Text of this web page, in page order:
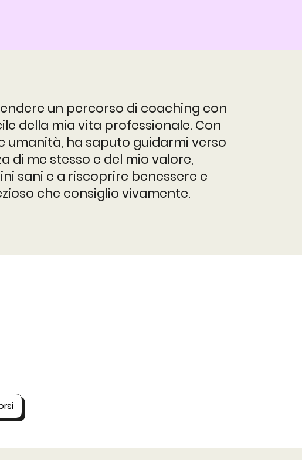
un percorso di coaching con
della mia vita professionale. Con
umanità, ha saputo guidarmi verso
di me stesso e del mio valore,
sani e a riscoprire benessere e
che consiglio vivamente.